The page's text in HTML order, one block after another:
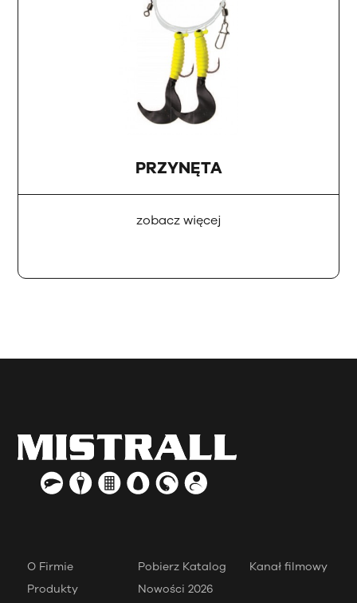
PRZYNĘTA
zobacz więcej
O Firmie
Produkty
Pobierz Katalog
Nowości 2026
Kanał filmowy